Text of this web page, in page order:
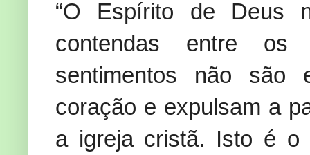
“O Espírito de Deus
contendas entre os
sentimentos não são
coração e expulsam a
a igreja cristã. Isto é o